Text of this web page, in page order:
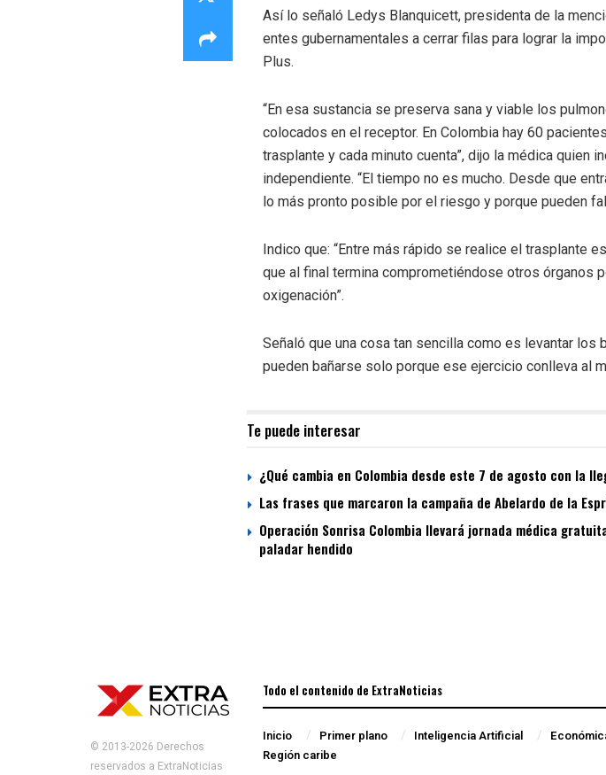
Así lo señaló Ledys Blanquicett, presidenta de la
entes gubernamentales a cerrar filas para lograr la
Plus.
“En esa sustancia se preserva sana y viable los
colocados en el receptor. En Colombia hay 60
trasplante y cada minuto cuenta”, dijo la médica quien
independiente. “El tiempo no es mucho. Desde que
lo más pronto posible por el riesgo y porque pueden
Indico que: “Entre más rápido se realice el trasplante
que al final termina comprometiéndose otros órganos
oxigenación”.
Señaló que una cosa tan sencilla como es levantar los
pueden bañarse solo porque ese ejercicio conlleva al
Te puede interesar
¿Qué cambia en Colombia desde este 7 de agosto con la
Las frases que marcaron la campaña de Abelardo de la
Operación Sonrisa Colombia llevará jornada médica
paladar hendido
© 2013-2026 Derechos
reservados a ExtraNoticias
Todo el contenido de ExtraNoticias
Inicio Primer plano Inteligencia Artificial
Región caribe